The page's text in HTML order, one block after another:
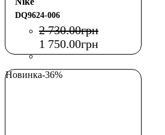
DQ9624-006
2 730.00грн
1 750.00грн
Новинка-36%